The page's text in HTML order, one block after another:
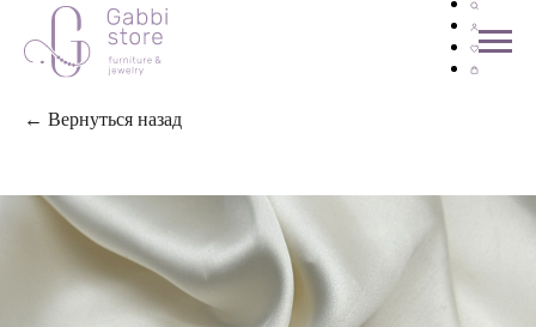
← Вернуться назад